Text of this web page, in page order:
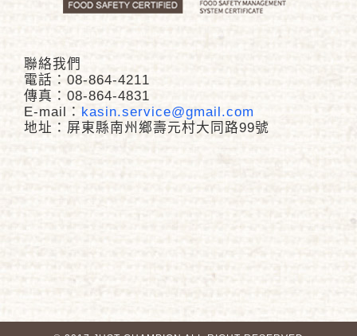
聯絡我們
電話：08-864-4211
傳真：08-864-4831
E-mail： kasin.service@gmail.com
地址：屏東縣南州鄉壽元村大同路99號